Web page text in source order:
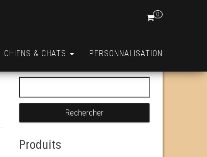
0
CHIENS & CHATS PERSONNALISATION
Produits